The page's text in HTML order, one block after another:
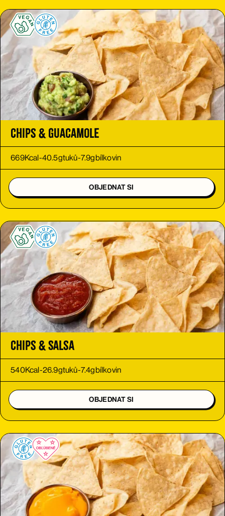
Chips & Guacamole
669Kcal-40.5gtuků-7.9gbílkovin
OBJEDNAT SI
Chips & Salsa
540Kcal-26.9gtuků-7.4gbílkovin
OBJEDNAT SI